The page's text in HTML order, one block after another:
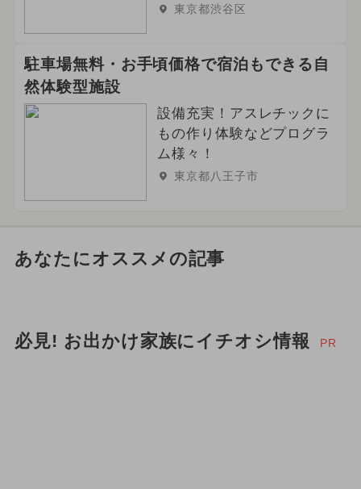
東京都渋谷区
駐車場無料・お手頃価格で宿泊もできる自
然体験型施設
設備充実！アスレチックに
もの作り体験などプログラ
ム様々！
東京都八王子市
あなたにオススメの記事
必見! お出かけ家族にイチオシ情報 PR